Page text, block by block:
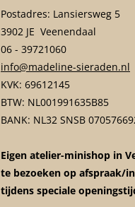
Postadres: Lansiersweg 5
3902 JE Veenendaal
06 - 39721060
info@madeline-sieraden.nl
KVK: 69612145
BTW: NL001991635B85
BANK: NL32 SNSB
Eigen atelier-minishop in
te bezoeken op afspraak/
tijdens speciale